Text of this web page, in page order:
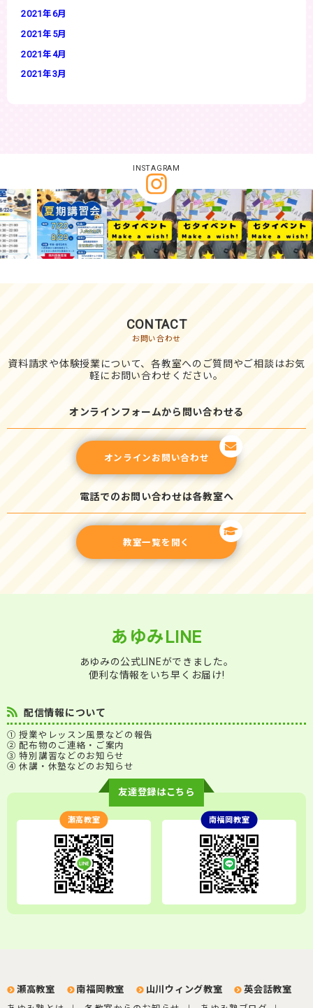
2021年6月
2021年5月
2021年4月
2021年3月
INSTAGRAM
CONTACT
お問い合わせ
資料請求や体験授業について、各教室へのご質問やご相談はお気
軽にお問い合わせください。
オンラインフォームから問い合わせる
オンラインお問い合わせ
電話でのお問い合わせは各教室へ
教室一覧を開く
あゆみLINE
あゆみの公式LINEができました。
便利な情報をいち早くお届け!
配信情報について
① 授業やレッスン風景などの報告
② 配布物のご連絡・ご案内
③ 特別講習などのお知らせ
④ 休講・休塾などのお知らせ
友達登録はこちら
瀬高教室 南福岡教室
瀬高教室 南福岡教室 山川ウィング教室
英会話教室